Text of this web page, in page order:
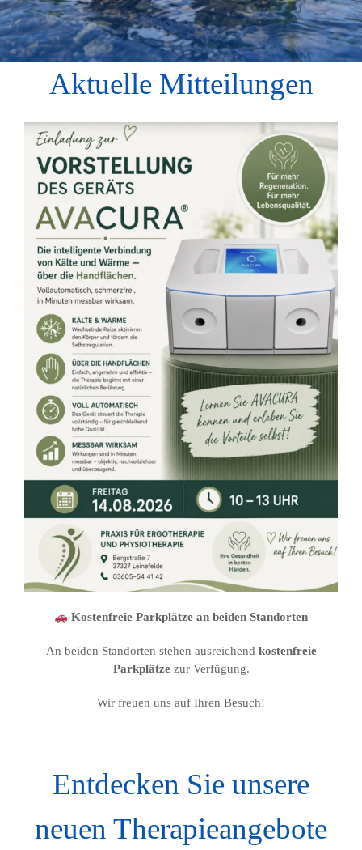
Aktuelle Mitteilungen
Kostenfreie Parkplätze an beiden Standorten
An beiden Standorten stehen ausreichend kostenfreie
Parkplätzezur Verfügung.
Wir freuen uns auf Ihren Besuch!
Entdecken Sie unsere
neuen Therapieangebote